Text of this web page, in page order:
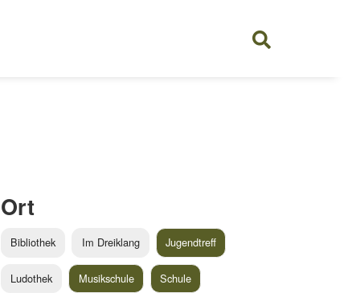
Ort
Bibliothek Im Dreiklang Jugendtreff
Ludothek Musikschule Schule